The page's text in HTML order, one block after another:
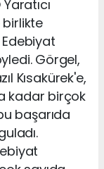
birlikte
Görgel,
Kısakürek'e,
kadar birçok
başarıda